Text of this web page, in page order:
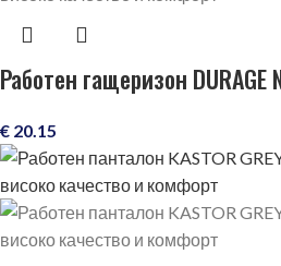
Работен гащеризон DURAGE
€ 20.15